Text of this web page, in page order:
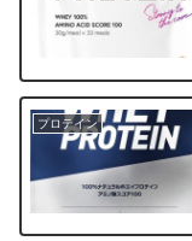
プロテイン